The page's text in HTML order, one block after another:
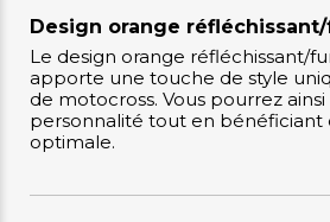
Design orange
Le design orange réfléchissant/
apporte une touche de style
de motocross. Vous pourrez
personnalité tout en
optimale.